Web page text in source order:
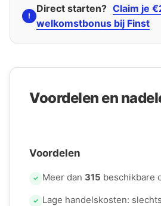
!
Direct starten? Claim je
welkomstbonus bij Finst
Voordelen en
Voordelen
✓ Meer dan 315 beschikbare
✓ Lage handelskosten: